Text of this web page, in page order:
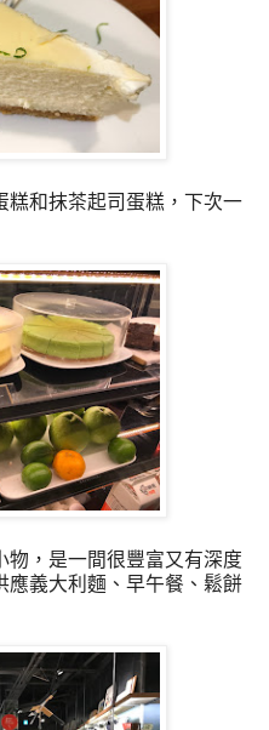
糕和抹茶起司蛋糕，下次一
物，是一間很豐富又有深度
應義大利麵、早午餐、鬆餅